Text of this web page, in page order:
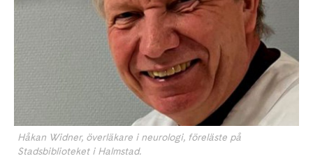
Håkan Widner, överläkare i neurologi, föreläste på
Stadsbiblioteket i Halmstad.